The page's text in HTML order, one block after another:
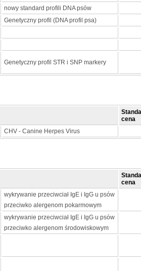
nowy standard profili DNA psów
Genetyczny profil (DNA profil psa)
Genetyczny profil STR i SNP markery
cena
CHV - Canine Herpes Virus
cena
wykrywanie przeciwciał IgE i IgG u psów
przeciwko alergenom pokarmowym
wykrywanie przeciwciał IgE i IgG u psów
przeciwko alergenom środowiskowym